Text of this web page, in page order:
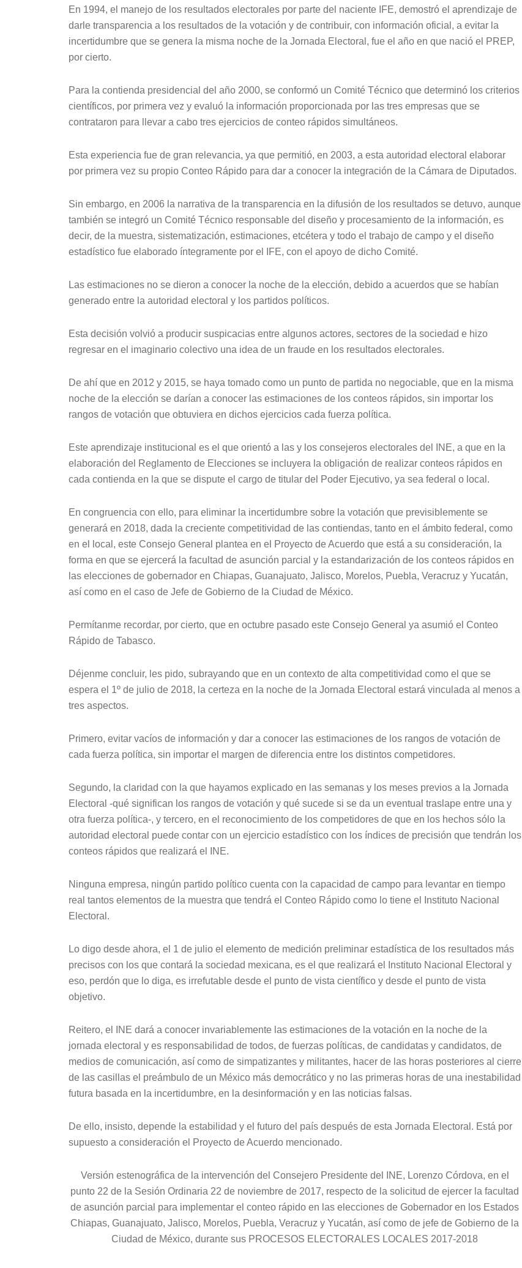
En 1994, el manejo de los resultados electorales por parte del naciente IFE, demostró el aprendizaje de
darle transparencia a los resultados de la votación y de contribuir, con información oficial, a evitar la
incertidumbre que se genera la misma noche de la Jornada Electoral, fue el año en que nació el PREP,
por cierto.
Para la contienda presidencial del año 2000, se conformó un Comité Técnico que determinó los criterios
científicos, por primera vez y evaluó la información proporcionada por las tres empresas que se
contrataron para llevar a cabo tres ejercicios de conteo rápidos simultáneos.
Esta experiencia fue de gran relevancia, ya que permitió, en 2003, a esta autoridad electoral elaborar
por primera vez su propio Conteo Rápido para dar a conocer la integración de la Cámara de Diputados.
Sin embargo, en 2006 la narrativa de la transparencia en la difusión de los resultados se detuvo, aunque
también se integró un Comité Técnico responsable del diseño y procesamiento de la información, es
decir, de la muestra, sistematización, estimaciones, etcétera y todo el trabajo de campo y el diseño
estadístico fue elaborado íntegramente por el IFE, con el apoyo de dicho Comité.
Las estimaciones no se dieron a conocer la noche de la elección, debido a acuerdos que se habían
generado entre la autoridad electoral y los partidos políticos.
Esta decisión volvió a producir suspicacias entre algunos actores, sectores de la sociedad e hizo
regresar en el imaginario colectivo una idea de un fraude en los resultados electorales.
De ahí que en 2012 y 2015, se haya tomado como un punto de partida no negociable, que en la misma
noche de la elección se darían a conocer las estimaciones de los conteos rápidos, sin importar los
rangos de votación que obtuviera en dichos ejercicios cada fuerza política.
Este aprendizaje institucional es el que orientó a las y los consejeros electorales del INE, a que en la
elaboración del Reglamento de Elecciones se incluyera la obligación de realizar conteos rápidos en
cada contienda en la que se dispute el cargo de titular del Poder Ejecutivo, ya sea federal o local.
En congruencia con ello, para eliminar la incertidumbre sobre la votación que previsiblemente se
generará en 2018, dada la creciente competitividad de las contiendas, tanto en el ámbito federal, como
en el local, este Consejo General plantea en el Proyecto de Acuerdo que está a su consideración, la
forma en que se ejercerá la facultad de asunción parcial y la estandarización de los conteos rápidos en
las elecciones de gobernador en Chiapas, Guanajuato, Jalisco, Morelos, Puebla, Veracruz y Yucatán,
así como en el caso de Jefe de Gobierno de la Ciudad de México.
Permítanme recordar, por cierto, que en octubre pasado este Consejo General ya asumió el Conteo
Rápido de Tabasco.
Déjenme concluir, les pido, subrayando que en un contexto de alta competitividad como el que se
espera el 1º de julio de 2018, la certeza en la noche de la Jornada Electoral estará vinculada al menos a
tres aspectos.
Primero, evitar vacíos de información y dar a conocer las estimaciones de los rangos de votación de
cada fuerza política, sin importar el margen de diferencia entre los distintos competidores.
Segundo, la claridad con la que hayamos explicado en las semanas y los meses previos a la Jornada
Electoral -qué significan los rangos de votación y qué sucede si se da un eventual traslape entre una y
otra fuerza política-, y tercero, en el reconocimiento de los competidores de que en los hechos sólo la
autoridad electoral puede contar con un ejercicio estadístico con los índices de precisión que tendrán los
conteos rápidos que realizará el INE.
Ninguna empresa, ningún partido político cuenta con la capacidad de campo para levantar en tiempo
real tantos elementos de la muestra que tendrá el Conteo Rápido como lo tiene el Instituto Nacional
Electoral.
Lo digo desde ahora, el 1 de julio el elemento de medición preliminar estadística de los resultados más
precisos con los que contará la sociedad mexicana, es el que realizará el Instituto Nacional Electoral y
eso, perdón que lo diga, es irrefutable desde el punto de vista científico y desde el punto de vista
objetivo.
Reitero, el INE dará a conocer invariablemente las estimaciones de la votación en la noche de la
jornada electoral y es responsabilidad de todos, de fuerzas políticas, de candidatas y candidatos, de
medios de comunicación, así como de simpatizantes y militantes, hacer de las horas posteriores al cierre
de las casillas el preámbulo de un México más democrático y no las primeras horas de una inestabilidad
futura basada en la incertidumbre, en la desinformación y en las noticias falsas.
De ello, insisto, depende la estabilidad y el futuro del país después de esta Jornada Electoral. Está por
supuesto a consideración el Proyecto de Acuerdo mencionado.
Versión estenográfica de la intervención del Consejero Presidente del INE, Lorenzo Córdova, en el
punto 22 de la Sesión Ordinaria 22 de noviembre de 2017, respecto de la solicitud de ejercer la facultad
de asunción parcial para implementar el conteo rápido en las elecciones de Gobernador en los Estados
Chiapas, Guanajuato, Jalisco, Morelos, Puebla, Veracruz y Yucatán, así como de jefe de Gobierno de la
Ciudad de México, durante sus PROCESOS ELECTORALES LOCALES 2017-2018